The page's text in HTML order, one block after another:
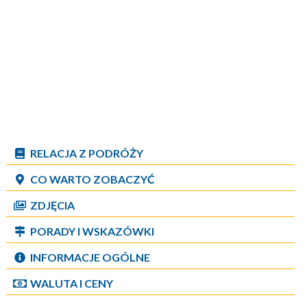
RELACJA Z PODRÓŻY
CO WARTO ZOBACZYĆ
ZDJĘCIA
PORADY I WSKAZÓWKI
INFORMACJE OGÓLNE
WALUTA I CENY